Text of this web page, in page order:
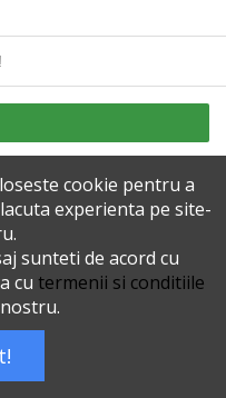
cookie pentru a
experienta pe site-
sunteti de acord cu
cu termenii si conditiile